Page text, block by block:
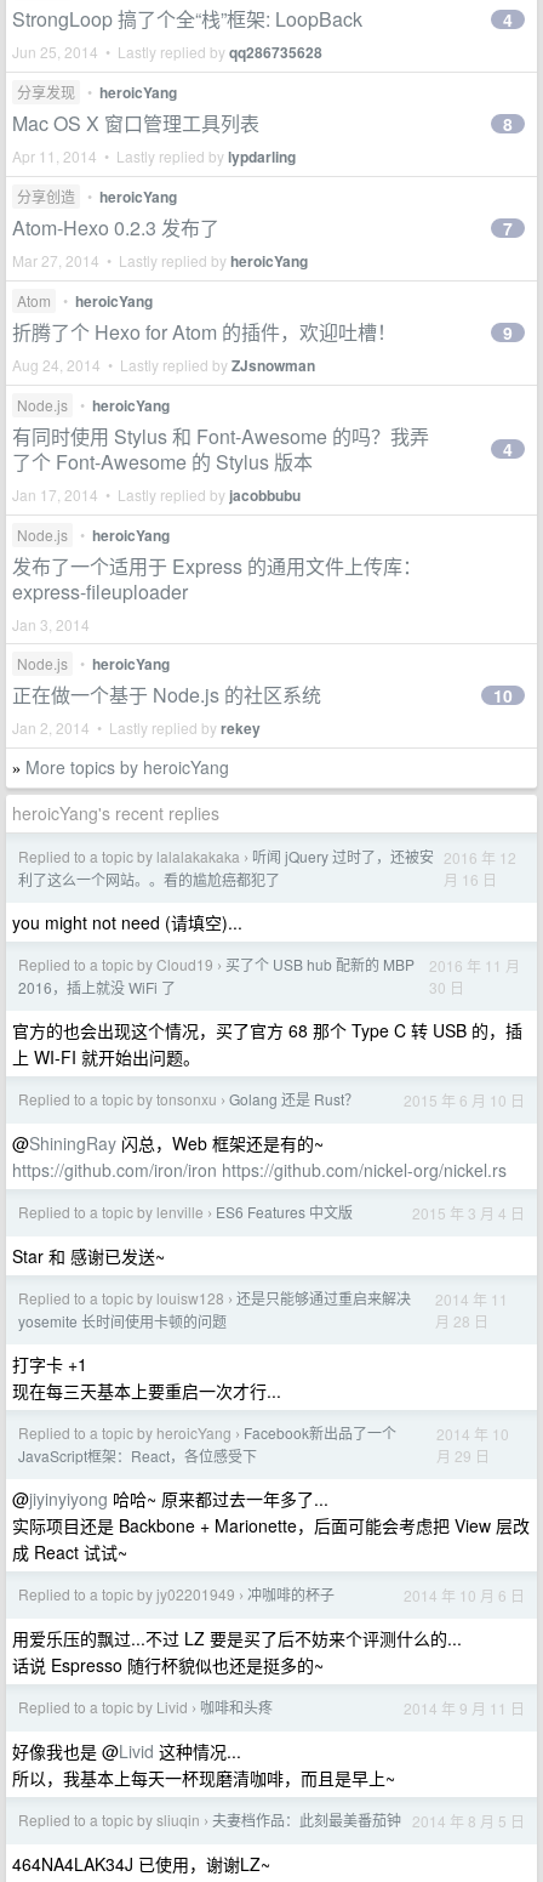
StrongLoop 搞了个全“栈”框架: LoopBack
Jun 25, 2014 • Lastly replied byqq286735628
4
分享发现 • heroicYang
Mac OS X 窗口管理工具列表
Apr 11, 2014 • Lastly replied bylypdarling
8
分享创造 • heroicYang
Atom-Hexo 0.2.3 发布了
Mar 27, 2014 • Lastly replied byheroicYang
7
Atom • heroicYang
折腾了个 Hexo for Atom 的插件，欢迎吐槽！
Aug 24, 2014 • Lastly replied byZJsnowman
9
Node.js • heroicYang
有同时使用 Stylus 和 Font-Awesome 的吗？我弄
了个 Font-Awesome 的 Stylus 版本
Jan 17, 2014 • Lastly replied by jacobbubu
4
Node.js • heroicYang
发布了一个适用于 Express 的通用文件上传库：
express-fileuploader
Jan 3, 2014
Node.js
• heroicYang
正在做一个基于 Node.js 的社区系统
Jan 2, 2014 • Lastly replied byrekey
10
» More topics by heroicYang
heroicYang's recent replies
Replied to a topic by lalalakakaka › 听闻 jQuery 过时了，还被安
利了这么一个网站。。看的尴尬癌都犯了
2016 年 12
月 16 日
you might not need (请填空)...
Replied to a topic by Cloud19 › 买了个 USB hub 配新的 MBP
2016，插上就没 WiFi 了
2016 年 11 月
30 日
官方的也会出现这个情况，买了官方 68 那个 Type C 转 USB 的，插
上 WI-FI 就开始出问题。
Replied to a topic by tonsonxu › Golang 还是 Rust？ 2015 年 6 月 10 日
@ShiningRay 闪总，Web 框架还是有的~
https://github.com/iron/iron https://github.com/nickel-org/nickel.rs
Replied to a topic by lenville › ES6 Features 中文版 2015 年 3 月 4 日
Star 和 感谢已发送~
Replied to a topic by louisw128 › 还是只能够通过重启来解决
yosemite 长时间使用卡顿的问题
2014 年 11
月 28 日
打字卡 +1
现在每三天基本上要重启一次才行...
Replied to a topic by heroicYang › Facebook新出品了一个
JavaScript框架：React，各位感受下
2014 年 10
月 29 日
@jiyinyiyong 哈哈~ 原来都过去一年多了...
实际项目还是 Backbone + Marionette，后面可能会考虑把 View 层改
成 React 试试~
Replied to a topic by jy02201949 › 冲咖啡的杯子 2014 年 10 月 6 日
用爱乐压的飘过...不过 LZ 要是买了后不妨来个评测什么的...
话说 Espresso 随行杯貌似也还是挺多的~
Replied to a topic by Livid › 咖啡和头疼 2014 年 9 月 11 日
好像我也是 @Livid 这种情况...
所以，我基本上每天一杯现磨清咖啡，而且是早上~
Replied to a topic by sliuqin › 夫妻档作品：此刻最美番茄钟 2014 年 8 月 5 日
464NA4LAK34J 已使用，谢谢LZ~